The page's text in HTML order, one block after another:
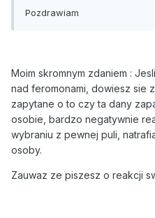
Pozdrawiam
Moim skromnym zdaniem :
nad feromonami, dowiesz sie
zapytane o to czy ta dany
osobie, bardzo negatywnie
wybraniu z pewnej puli,
osoby.
Zauwaz ze piszesz o reakcji